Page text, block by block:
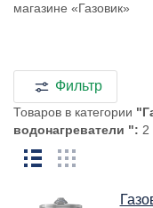
магазине «Газовик»
Фильтр
Товаров в категории
водонагреватели ": 2